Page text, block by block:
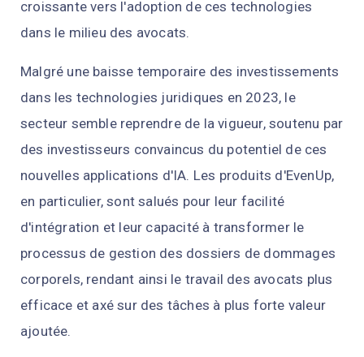
croissante vers l'adoption de ces technologies
dans le milieu des avocats.
Malgré une baisse temporaire des investissements
dans les technologies juridiques en 2023, le
secteur semble reprendre de la vigueur, soutenu par
des investisseurs convaincus du potentiel de ces
nouvelles applications d'IA. Les produits d'EvenUp,
en particulier, sont salués pour leur facilité
d'intégration et leur capacité à transformer le
processus de gestion des dossiers de dommages
corporels, rendant ainsi le travail des avocats plus
efficace et axé sur des tâches à plus forte valeur
ajoutée.